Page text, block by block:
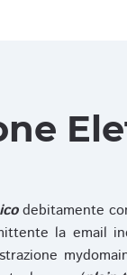
debitamente
la email